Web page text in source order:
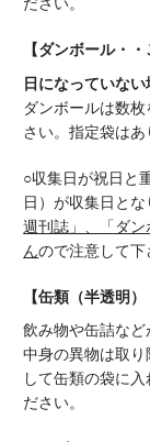
【ダンボール・・
日になっていない
ダンボールは数
さい。指定袋はあ
○収集日が祝日と
日）が収集日とな
週刊誌」、「ダ
んので注意して下
【缶類（半透明
飲み物や缶詰など
中身の異物は取
して缶類の袋に入
ださい。